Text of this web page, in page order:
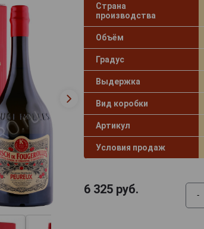
Страна
производства
Объём
Градус
Выдержка
Вид коробки
Артикул
Условия продаж
6 325руб. -